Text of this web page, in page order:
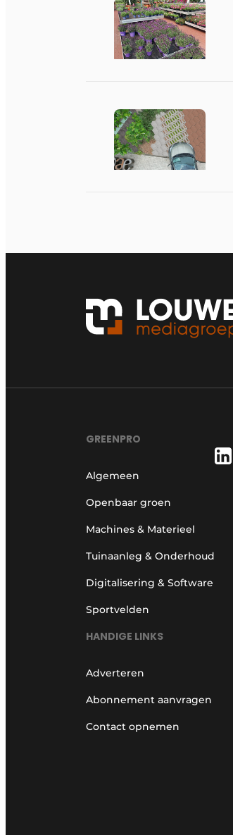
GREENPRO
Algemeen
Openbaar groen
Machines & Materieel
Tuinaanleg & Onderhoud
Digitalisering & Software
Sportvelden
HANDIGE LINKS
Adverteren
Abonnement aanvragen
Contact opnemen